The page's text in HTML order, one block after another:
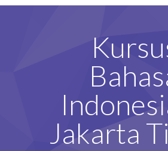
HOME
KONTAK KAMI
DAFTAR GURU
Jakarta